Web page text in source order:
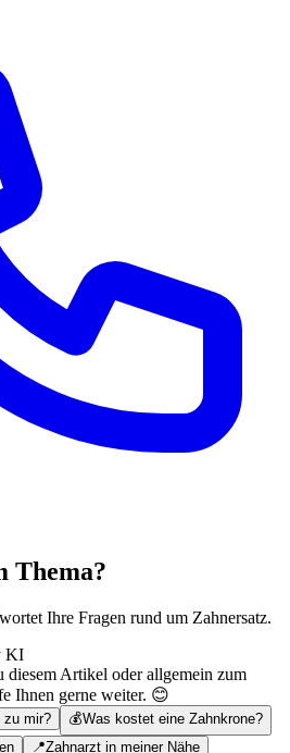
Thema?
Ihre Fragen rund um Zahnersatz.
KI
diesem Artikel oder allgemein zum
Ihnen gerne weiter. 😊
zu mir? 💰Was kostet eine Zahnkrone?
📍Zahnarzt in meiner Nähe